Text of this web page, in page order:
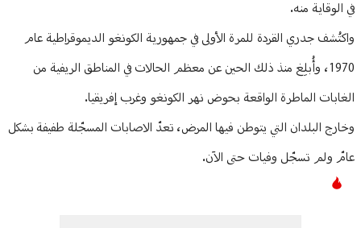
في الوقاية منه.
واكتُشف جدري القردة للمرة الأولى في جمهورية الكونغو الديموقراطية عام
1970، وأُبلِغ منذ ذلك الحين عن معظم الحالات في المناطق الريفية من
الغابات الماطرة الواقعة بحوض نهر الكونغو وغرب إفريقيا.
وخارج البلدان التي يتوطن فيها المرض، تعدّ الاصابات المسجّلة طفيفة بشكل
عامّ ولم تسجّل وفيات حتى الآن.